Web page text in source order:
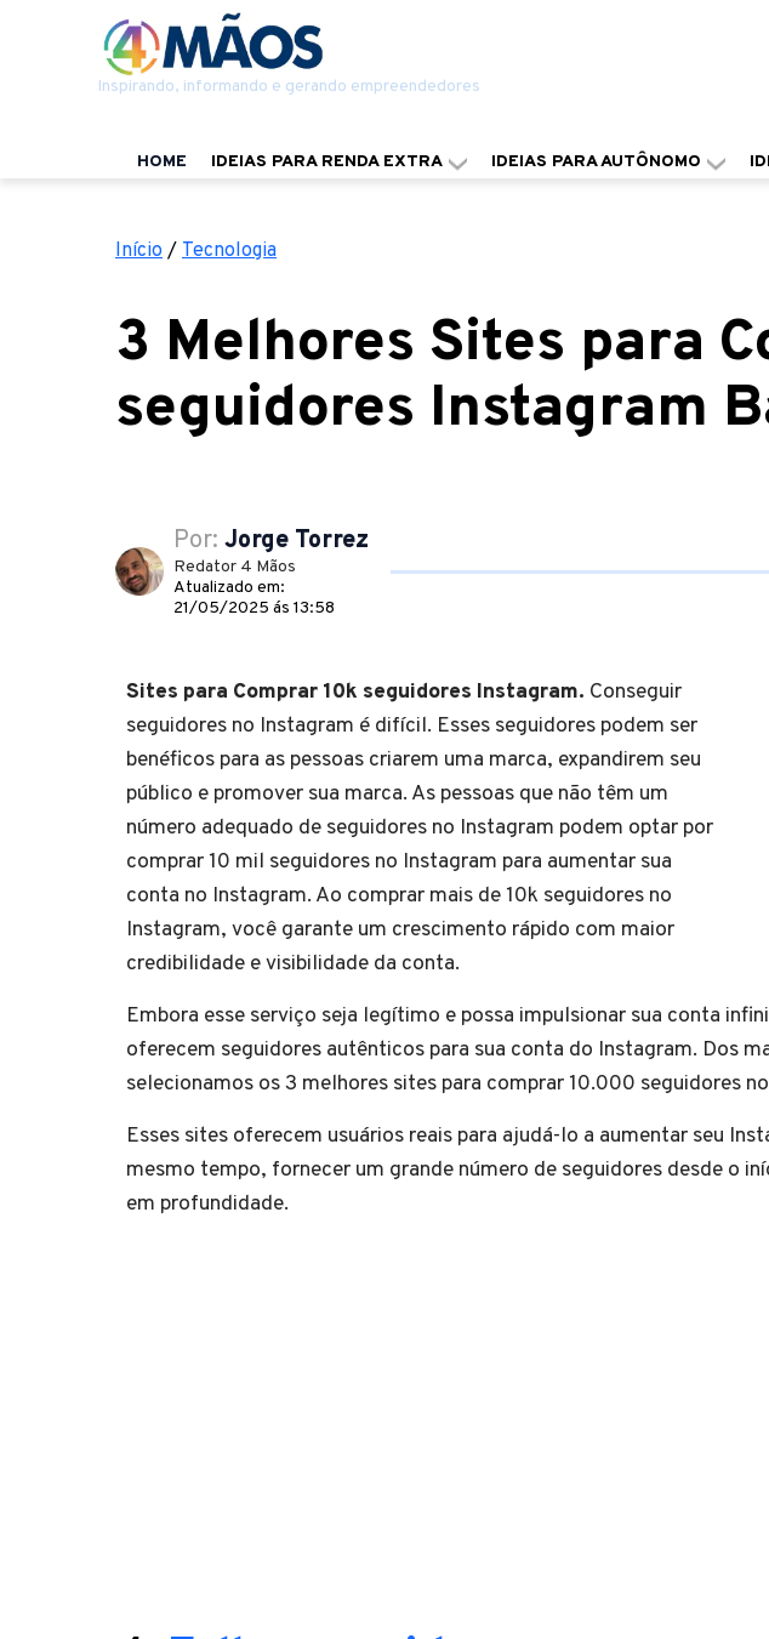
Inspirando, informando e gerando empreendedores
HOME IDEIAS PARA RENDA EXTRA IDEIAS PARA AUTÔNOMO
Início / Tecnologia
3 Melhores Sites para
seguidores Instagram
Por: Jorge Torrez
Redator 4 Mãos
Atualizado em:
21/05/2025 ás 13:58
Sites para Comprar 10k seguidores Instagram. Conseguir
seguidores no Instagram é difícil. Esses seguidores podem ser
benéficos para as pessoas criarem uma marca, expandirem seu
público e promover sua marca. As pessoas que não têm um
número adequado de seguidores no Instagram podem optar por
comprar 10 mil seguidores no Instagram para aumentar sua
conta no Instagram. Ao comprar mais de 10k seguidores no
Instagram, você garante um crescimento rápido com maior
credibilidade e visibilidade da conta.
Embora esse serviço seja legítimo e possa impulsionar sua conta
oferecem seguidores autênticos para sua conta do Instagram. Dos
selecionamos os 3 melhores sites para comprar 10.000 seguidores
Esses sites oferecem usuários reais para ajudá-lo a aumentar seu
mesmo tempo, fornecer um grande número de seguidores desde o
em profundidade.